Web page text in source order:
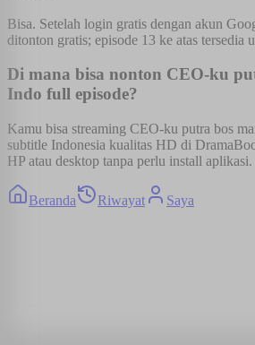
Bisa. Setelah login gratis dengan akun
ditonton gratis; episode 13 ke atas tersedia
Di mana bisa nonton CEO-ku
Indo full episode?
Kamu bisa streaming CEO-ku putra bos
subtitle Indonesia kualitas HD di
HP atau desktop tanpa perlu install aplikasi.
Beranda Riwayat Saya